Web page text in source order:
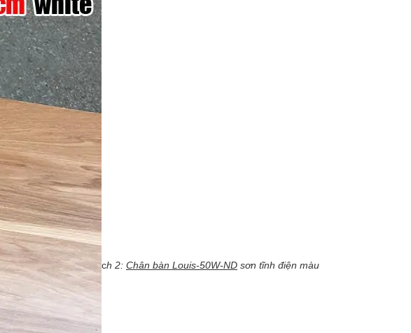
ch 2: Chân bàn Louis-50W-ND sơn tĩnh điện màu